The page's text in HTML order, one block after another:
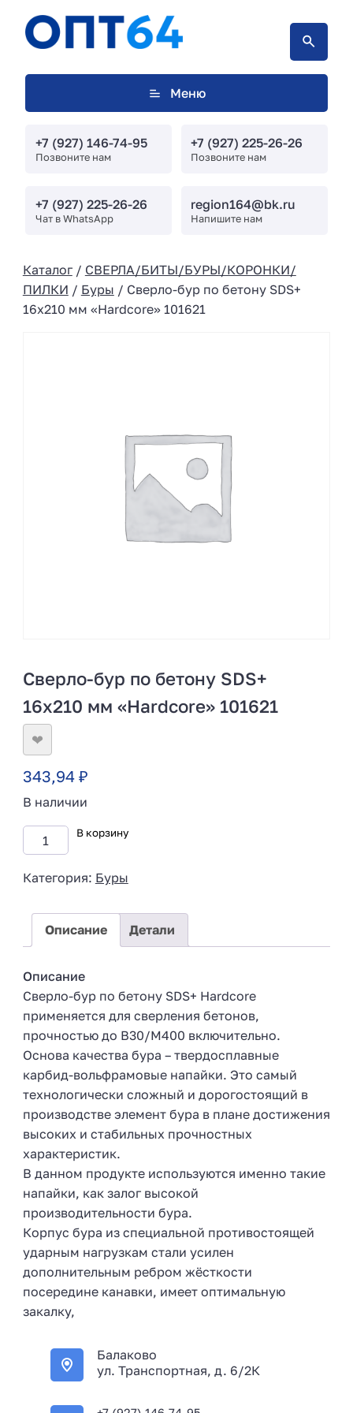
Меню
+7 (927) 146-74-95
Позвоните нам
+7 (927) 225-26-26
Позвоните нам
+7 (927) 225-26-26
Чат в WhatsApp
region164@bk.ru
Напишите нам
Каталог/ СВЕРЛА/БИТЫ/БУРЫ/КОРОНКИ/
ПИЛКИ / Буры / Сверло-бур по бетону SDS+
16х210 мм «Hardcore» 101621
Сверло-бур по бетону SDS+
16х210 мм «Hardcore» 101621
❤
343,94 ₽
В наличии
В корзину
Категория: Буры
Описание Детали
Описание
Сверло-бур по бетону SDS+ Hardcore
применяется для сверления бетонов,
прочностью до В30/М400 включительно.
Основа качества бура – твердосплавные
карбид-вольфрамовые напайки. Это самый
технологически сложный и дорогостоящий в
производстве элемент бура в плане достижения
высоких и стабильных прочностных
характеристик.
В данном продукте используются именно такие
напайки, как залог высокой
производительности бура.
Корпус бура из специальной противостоящей
ударным нагрузкам стали усилен
дополнительным ребром жёсткости
посередине канавки, имеет оптимальную
закалку,
Балаково
ул. Транспортная, д. 6/2К